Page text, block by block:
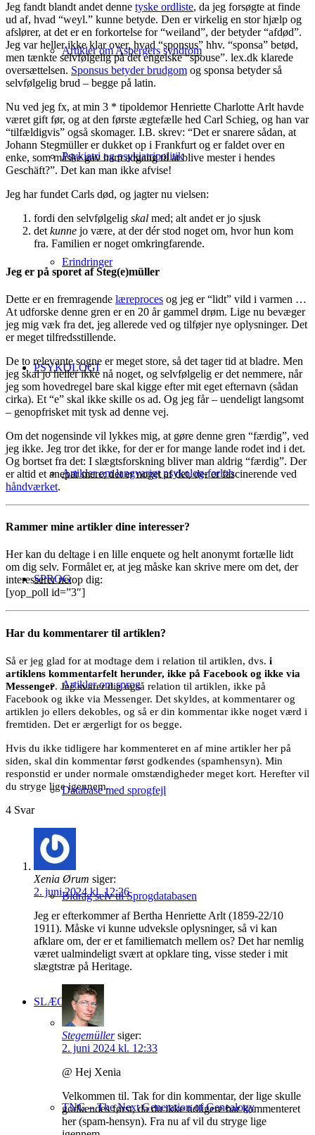
Artikler om Aspergers syndrom
Psykiatri og psykiatripolitik
Erindringer
PSYKOLOGI
Artikler om langvarigt psykolog-forløb
SPROG
Artikler om sprog
Database med sprogfejl
Bidrag selv til Sprogdatabasen
SLÆGT
TNG – The Next Generation of Genealogy
Jeg fandt blandt andet denne tyske ordliste, da jeg forsøgte at finde
ud af, hvad “weyl.” kunne betyde. Den er virkelig en stor hjælp og
afslører, at det er en forkortelse for “weiland”, der betyder “afdød”.
Jeg var heller ikke klar over, hvad “sponsus” hhv. “sponsa” betød,
men tænkte selvfølgelig på det engelske “spouse”. lex.dk klarede
oversættelsen. Sponsus betyder brudgom og sponsa betyder så
selvfølgelig brud – begge på latin.
Nu ved jeg fx, at min 3 * tipoldemor Henriette Charlotte Arlt havde
været gift før, og at den første ægtefælle hed Carl Schieg, og han var
“tilfældigvis” også skomager. I.B. skrev: “Det er snarere sådan, at
Johann Stegmüller er dukket op i Frankfurt og er faldet over en
enke, som måske gav ham adgang til at blive mester i hendes
Geschäft?”. Det kan man ikke afvise!
Jeg har fundet Carls død, og jagter nu vielsen:
fordi den selvfølgelig skal med; alt andet er jo sjusk
det kunne jo være, at der dér stod noget om, hvor hun kom
fra. Familien er noget omkringfarende.
Jeg er på sporet af Steg(e)müller
Dette er en fremragende læreproces og jeg er “lidt” vild i varmen …
At udforske denne gren er en 20 år gammel drøm. Lige nu bevæger
jeg mig væk fra det, jeg allerede ved og tilføjer nye oplysninger. Det
er meget tilfredsstillende.
De to relevante sogne er meget store, så det tager tid at bladre. Men
jeg skal jo heller ikke nå noget, og selvfølgelig er det nemmere, når
jeg som hovedregel bare skal kigge efter mit eget efternavn (sådan
cirka). Et “e” skal ikke skille os ad. Og jeg får – uendeligt langsomt
– genopfrisket mit tysk ad denne vej.
Om det nogensinde vil lykkes mig, at gøre denne gren “færdig”, ved
jeg ikke. Jeg tror det ikke, for der er for mange lande rodet ind i det.
Og bortset fra det: I slægtsforskning bliver man aldrig “færdig”. Der
er altid et anepar mere; det er noget af det, der er fascinerende ved
håndværket.
Rammer mine artikler dine interesser?
Her kan du deltage i en lille enquete og helt anonymt fortælle lidt
om dig selv. Formålet er, at jeg måske kan skrive mere om det, der
interesserer netop dig:
[yop_poll id=”3″]
Har du kommentarer til artiklen?
Så er jeg glad for at modtage dem i relation til artiklen, dvs. i
artiklens kommentarfelt herunder, ikke på Facebook og ikke via
Messenger. Jeg svarer dig også relation til artiklen, ikke på
Facebook og ikke via Messenger. Det skyldes, at kommentarer og
artiklen jo ellers dekobles, og så er din kommentar ikke noget værd i
fremtiden. Det er ærgerligt for os begge.
Hvis du ikke tidligere har kommenteret en af mine artikler her på
siden, skal din kommentar først godkendes (spamhensyn). Min
responstid er under normale omstændigheder meget kort. Herefter vil
du stryge lige igennem.
4 Svar
Xenia Ørum siger:
2. juni 2024 kl. 12:26
Jeg er efterkommer af Bertha Henriette Arlt (1859-22/10
1911). Måske vi kunne udveksle oplysninger, så vi kan
afklare om, der er et familiematch mellem os? Det har nemlig
været ualmindeligt svært at opklare ting, visse steder i mit
slægtstræ på Heritage.
Stegemüller siger:
2. juni 2024 kl. 12:33
@ Hej Xenia
Velkommen til. Tak for din kommentar, der lige skulle
godkendes først, da du ikke tidligere har kommenteret
her (spam-hensyn). Fra nu af vil du stryge lige